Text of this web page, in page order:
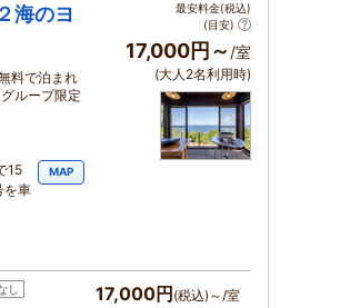
海のヨ
料で泊まれ
ループ限定
15
を車
MAP
最安料金(税込)
(目安)
17,000円～ /室
(大人2名利用時)
し 17,000円 (税込)～/室